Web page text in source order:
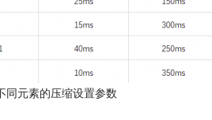
同元素的压缩设置参数